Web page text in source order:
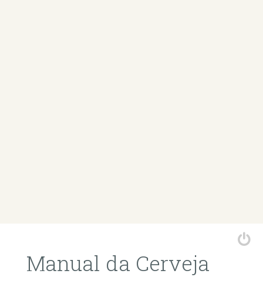
Manual da Cerveja